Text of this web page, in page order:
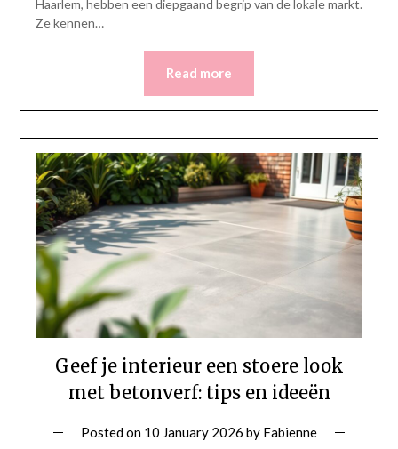
Haarlem, hebben een diepgaand begrip van de lokale markt.
Ze kennen…
Read more
Geef je interieur een stoere look
met betonverf: tips en ideeën
Posted on 10 January 2026 by Fabienne